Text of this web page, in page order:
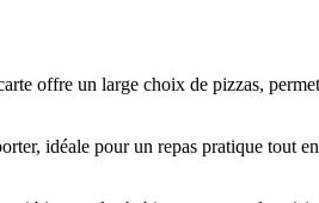
offre un large choix de pizzas,
idéale pour un repas pratique tout